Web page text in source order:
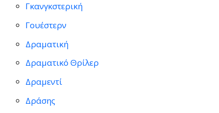
Γκανγκστερική
Γουέστερν
Δραματική
Δραματικό Θρίλερ
Δραμεντί
Δράσης